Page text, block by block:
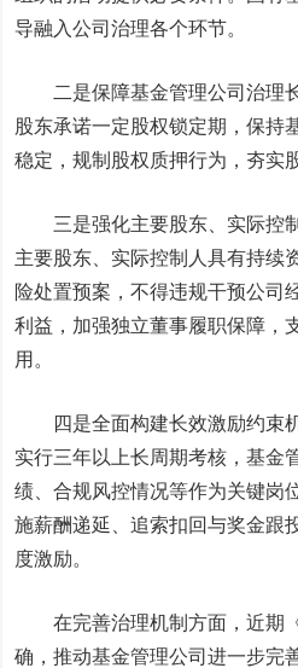
导融入公司治理各个环节。
二是保障基金管理公司治理
股东承诺一定股权锁定期，保持
稳定，规制股权质押行为，夯实
三是强化主要股东、实际控
主要股东、实际控制人具有持续
险处置预案，不得违规干预公司
利益，加强独立董事履职保障，
用。
四是全面构建长效激励约束
实行三年以上长周期考核，基金
绩、合规风控情况等作为关键岗
施薪酬递延、追索扣回与奖金跟
度激励。
在完善治理机制方面，近期
确，推动基金管理公司进一步完